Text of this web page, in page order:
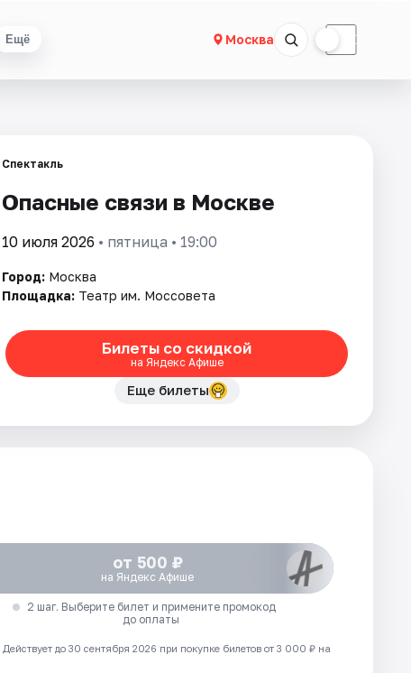
Ещё Москва ☾
Спектакль
Опасные связи в Москве
10 июля 2026 • пятница • 19:00
Город: Москва
Площадка: Театр им. Моссовета
Билеты со скидкой
на Яндекс Афише
Еще билеты
от 500 ₽
на Яндекс Афише
2 шаг. Выберите билет и примените промокод
до оплаты
Действует до 30 сентября 2026 при покупке билетов от 3 000 ₽ на